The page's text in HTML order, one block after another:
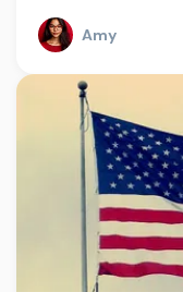
Amy